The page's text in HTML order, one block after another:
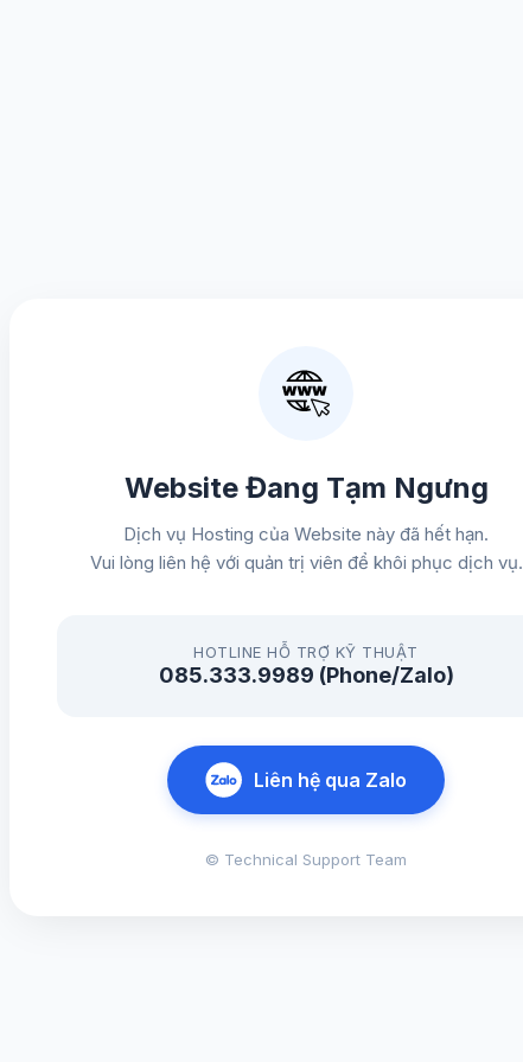
Website Đang Tạm Ngưng
Dịch vụ Hosting của Website này đã hết hạn.
Vui lòng liên hệ với quản trị viên để khôi phục dịch vụ.
HOTLINE HỖ TRỢ KỸ THUẬT
085.333.9989 (Phone/Zalo)
Liên hệ qua Zalo
© Technical Support Team